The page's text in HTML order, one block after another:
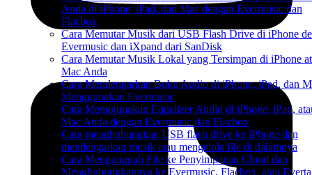
Anda di iPhone, iPad, dan Mac dengan Evermusic dan
Flacbox
Cara Memutar Musik dari USB Flash Drive di iPhone
Evermusic dan iXpand dari SanDisk
Cara Memutar Musik Lokal yang Tersimpan di iPhone
Mac Anda
Cara Mendengarkan Buku Audio di iPhone, iPad, dan
Menggunakan Evermusic
Cara Menggunakan Equalizer Audio di iPhone, iPad,
Mac Anda dengan Evermusic dan Flacbox
Cara menghubungkan USB flash drive ke iPhone dan
mendengarkan musik atau mengelola file di dalamnya
Cara Mengunggah File ke Penyimpanan Cloud dan
Menghubungkannya ke Evermusic, Flacbox, atau